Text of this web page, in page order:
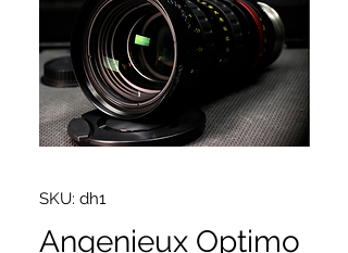
SKU: dh1
Angenieux Optimo